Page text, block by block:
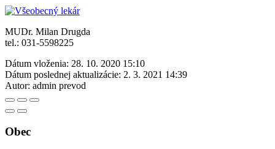
MUDr. Milan Drugda
tel.: 031-5598225
Dátum vloženia: 28. 10. 2020 15:10
Dátum poslednej aktualizácie: 2. 3. 2021 14:39
Autor: admin prevod
Obec